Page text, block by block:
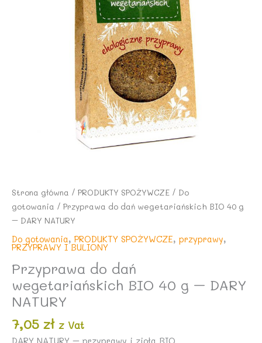
Strona główna / PRODUKTY SPOŻYWCZE / Do
gotowania / Przyprawa do dań wegetariańskich BIO 40 g
– DARY NATURY
Do gotowania, PRODUKTY SPOŻYWCZE, przyprawy,
PRZYPRAWY I BULIONY
Przyprawa do dań
wegetariańskich BIO 40 g – DARY
NATURY
7,05 zł z Vat